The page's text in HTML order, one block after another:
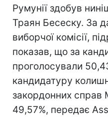
Румунії здобув
Траян Бесеску. За
виборчої комісії,
показав, що за
проголосували
кандидатуру
закордонних
49,57%, передає